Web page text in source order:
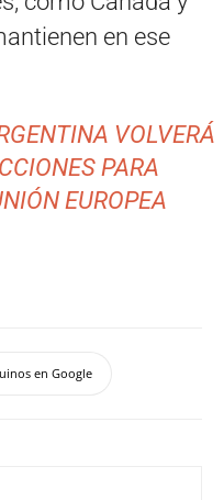
en ese
VOLVERÁ
PARA
EUROPEA
en Google